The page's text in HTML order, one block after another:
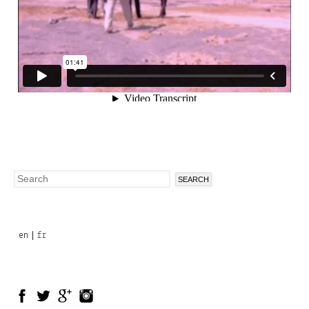
Search
en fr